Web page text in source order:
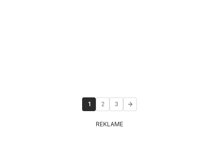
1 2 3
REKLAME